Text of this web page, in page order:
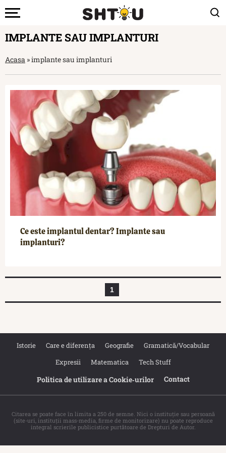
IMPLANTE SAU IMPLANTURI
Acasa »implante sau implanturi
Ce este implantul dentar? Implante sau
implanturi?
1
Istorie Care e diferența Geografie
Gramatică/Vocabular
Expresii
Matematica Tech Stuff
Politica de utilizare a Cookie‐urilor Contact
Citarea se poate face în limita a 250 de semne. Nici o instituţie sau persoană
(site-uri, instituţii mass-media, firme de monitorizare) nu poate reproduce
integral scrierile publicistice purtătoare de Drepturi de Autor.